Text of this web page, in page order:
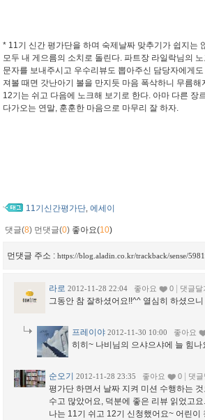
* 11기 신간 평가단을 하며 숙제날짜 맞추기가 쉽지는
모두 내 게으름의 소치로 돌린다. 파트장 라일락님의
문자를 보내주시고 우수리뷰도 뽑아주신 담당자에게
져볼 때면 갓난아기 볼을 만지듯 마음 폭삭하니 무름해
12기는 쉬고 다음에 노크해 보기로 한다. 아마 다른 장
다가오는 연말, 훈훈한 마음으로 마무리 잘 하자.
11기신간평가단, 에세이
댓글(8) 먼댓글(0) 좋아요(10)
먼댓글 주소 : https://blog.aladin.co.kr/trackback/sense/
라로 2012-11-28 22:04 좋아요 0 댓글달
그동안 참 잘하셨어요!!^^ 열심히 하셨으
프레이야 2012-11-30 10:00 좋아요
히히~ 나비님의 으샤으샤에 늘 힘나
순오기 2012-11-28 23:35 좋아요 0 댓글
평가단 하면서 날짜 지켜 미션 수행하는
수고 많았어요, 덕분에 좋은 리뷰 읽었고
나는 11기 쉬고 12기 신청했어요~ 어린이